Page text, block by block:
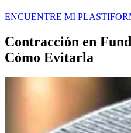
ENCUENTRE MI
Contracción en
Cómo Evitarla